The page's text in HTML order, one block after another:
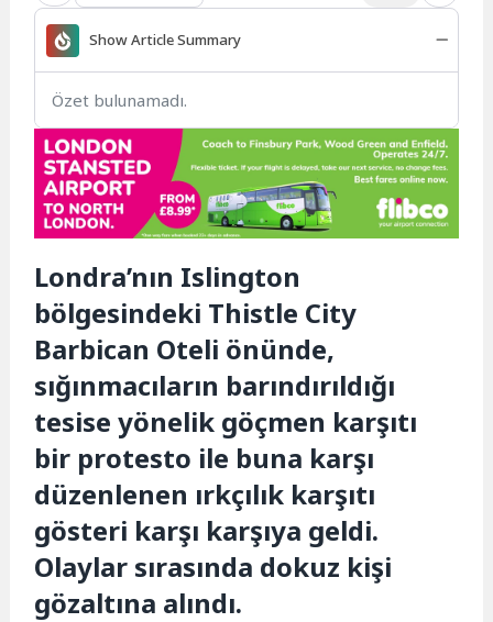
Show Article Summary
Özet bulunamadı.
Londra’nın Islington
bölgesindeki Thistle City
Barbican Oteli önünde,
sığınmacıların barındırıldığı
tesise yönelik göçmen karşıtı
bir protesto ile buna karşı
düzenlenen ırkçılık karşıtı
gösteri karşı karşıya geldi.
Olaylar sırasında dokuz kişi
gözaltına alındı.